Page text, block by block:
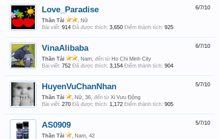
6/7/10
Love_Paradise
Thần Tài
, Nữ
Bài viết: 914 Đã được thích: 3,650 Điểm thành tích: 925
6/7/10
VinaAlibaba
Thần Tài , Nam, đến từ Ho Chi Minh City
Bài viết: 752 Đã được thích: 3,154 Điểm thành tích: 904
5/7/10
HuyenVuChanNhan
Thần Tài , Nữ, 36, đến từ Xi Vưu Động
Bài viết: 270 Đã được thích: 1,172 Điểm thành tích: 905
5/7/10
AS0909
Thần Tài
, Nam, 42